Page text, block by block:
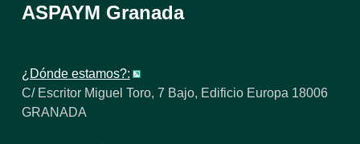
ASPAYM Granada
¿Dónde estamos?:
C/ Escritor Miguel Toro, 7 Bajo, Edificio Europa 18006
GRANADA